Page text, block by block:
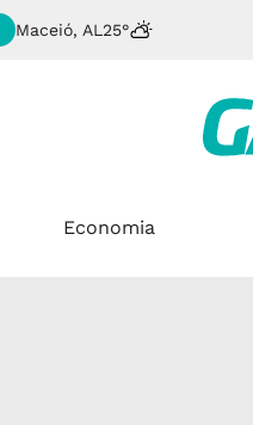
Maceió, AL 25°
Economia